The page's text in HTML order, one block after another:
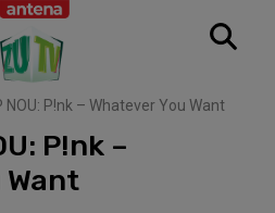
NOU: P!nk – Whatever You Want
P!nk –
Want